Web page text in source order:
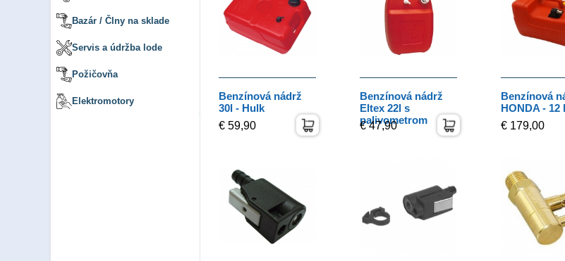
Bazár / Člny na sklade
Servis a údržba lode
Požičovňa
Elektromotory
Benzínová nádrž
30l - Hulk
€ 59,90
Benzínová nádrž
Eltex 22l s
palivometrom
€ 47,90
Benzínová
HONDA - 12
€ 179,00